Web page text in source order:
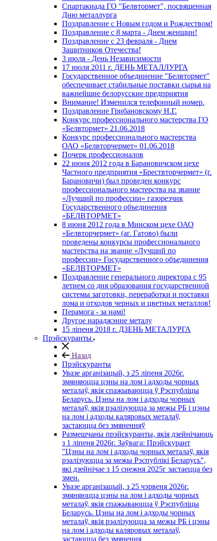
Спартакиада ГО "Белвтормет", посвященная
Дню металлурга
Поздравление с Новым годом и Рождеством!
Поздравление с 8 марта - Днем женщин!
Поздравление с 23 февраля - Днем
Защитников Отечества!
3 июля - День Независимости
17 июля 2011 г. ДЕНЬ МЕТАЛЛУРГА
Государственное объединение "Белвтормет"
обеспечивает стабильные поставки сырья на
важнейшие белорусские предприятия
Внимание! Изменился телефонный номер.
Поздравление Грибановскому Н.Г.
Конкурс профессионального мастерства ГО
«Белвтормет» 21.06.2018
Конкурс профессионального мастерства
ОАО «Белвторчермет» 01.06.2018
Почерк профессионалов
22 июня 2012 года в Барановичском цехе
Частного предприятия «Брествторчермет» (г.
Барановичи) был проведен конкурс
профессионального мастерства на звание
«Лучший по профессии» газорезчик
Государственного объединения
«БЕЛВТОРМЕТ»
8 июня 2012 года в Минском цехе ОАО
«Белвторчермет» (аг. Гатово) были
проведены конкурсы профессионального
мастерства на звание «Лучший по
профессии» Государственного объединения
«БЕЛВТОРМЕТ»
Поздравление генерального директора с 95
летием со дня образования государственной
системы заготовки, переработки и поставки
лома и отходов черных и цветных металлов!
Перамога - за намі!
Другое нараджэнне металу
15 ліпеня 2018 г. ДЗЕНЬ МЕТАЛУРГА
Прэйскуранты
Назад
Прэйскуранты
Увазе арганізацый, з 25 лiпеня 2026г.
змяняюцца цэны на лом і адходы чорных
металаў, якія спажываюцца ў Рэспубліцы
Беларусь. Цэны на лом і адходы чорных
металаў, якія рэалізуюцца за межы РБ і цэны
на лом і адходы каляровых металаў,
застаюцца без змяненняў
Размешчаны прэйскуранты, якія дзейнічаюць
з 1 лiпеня 2026г. Заўвага: Прэйскурант
"Цэны на лом і адходы чорных металаў, якія
рэалізуюцца за межы Рэспублікі Беларусь",
які дзейнічае з 15 снежня 2025г застаецца без
змен.
Увазе арганізацый, з 25 чэрвеня 2026г.
змяняюцца цэны на лом і адходы чорных
металаў, якія спажываюцца ў Рэспубліцы
Беларусь. Цэны на лом і адходы чорных
металаў, якія рэалізуюцца за межы РБ і цэны
на лом і адходы каляровых металаў,
застаюцца без змянення